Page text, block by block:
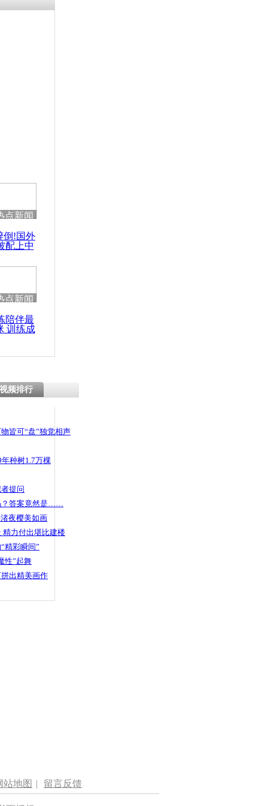
点新闻
倒!国外
配上中
点新闻
陪伴最
训练成
频排行
皆可“盘”独觉相声
种树1.7万棵
提问
？答案竟然是……
夜樱美如画
精力付出堪比建楼
精彩瞬间”
性”起舞
出精美画作
站地图 | 留言反馈